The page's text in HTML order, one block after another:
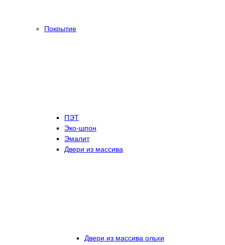
Покрытие
ПЭТ
Эко-шпон
Эмалит
Двери из массива
Двери из массива ольхи